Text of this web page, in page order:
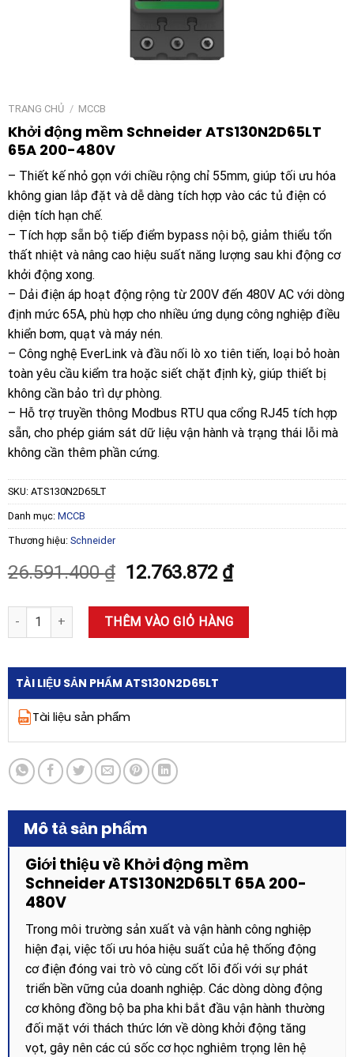
TRANG CHỦ / MCCB
Khởi động mềm Schneider ATS130N2D65LT
65A 200-480V
– Thiết kế nhỏ gọn với chiều rộng chỉ 55mm, giúp tối ưu hóa
không gian lắp đặt và dễ dàng tích hợp vào các tủ điện có
diện tích hạn chế.
– Tích hợp sẵn bộ tiếp điểm bypass nội bộ, giảm thiểu tổn
thất nhiệt và nâng cao hiệu suất năng lượng sau khi động cơ
khởi động xong.
– Dải điện áp hoạt động rộng từ 200V đến 480V AC với dòng
định mức 65A, phù hợp cho nhiều ứng dụng công nghiệp điều
khiển bơm, quạt và máy nén.
– Công nghệ EverLink và đầu nối lò xo tiên tiến, loại bỏ hoàn
toàn yêu cầu kiểm tra hoặc siết chặt định kỳ, giúp thiết bị
không cần bảo trì dự phòng.
– Hỗ trợ truyền thông Modbus RTU qua cổng RJ45 tích hợp
sẵn, cho phép giám sát dữ liệu vận hành và trạng thái lỗi mà
không cần thêm phần cứng.
SKU: ATS130N2D65LT
Danh mục: MCCB
Thương hiệu: Schneider
26.591.400₫ Giá
là:
26.591.400 ₫.
12.763.872 ₫Giá
tại
là:
Khởi động mềm Schneider ATS130N2D65LT 65A 200-480V số lượng
THÊM VÀO GIỎ HÀNG
TÀI LIỆU SẢN PHẨM ATS130N2D65LT
Tài liệu sản phẩm
Mô tả sản phẩm
Giới thiệu về Khởi động mềm
Schneider ATS130N2D65LT 65A 200-
480V
Trong môi trường sản xuất và vận hành công nghiệp
hiện đại, việc tối ưu hóa hiệu suất của hệ thống động
cơ điện đóng vai trò vô cùng cốt lõi đối với sự phát
triển bền vững của doanh nghiệp. Các dòng dòng động
cơ không đồng bộ ba pha khi bắt đầu vận hành thường
đối mặt với thách thức lớn về dòng khởi động tăng
vọt, gây nên các cú sốc cơ học nghiêm trọng lên hệ